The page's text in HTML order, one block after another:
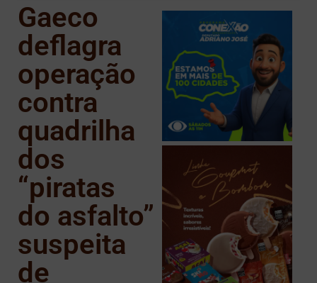
Gaeco
deflagra
operação
contra
quadrilha
dos
“piratas
do asfalto”
suspeita
de